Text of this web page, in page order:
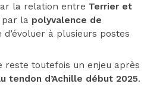
la relation entre Terrier et
par la polyvalence de
d’évoluer à plusieurs postes
reste toutefois un enjeu après
tendon d’Achille début 2025.